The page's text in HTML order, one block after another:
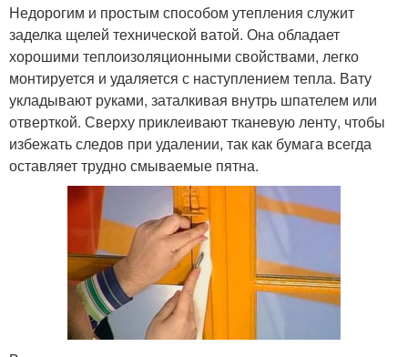
Недорогим и простым способом утепления служит
заделка щелей технической ватой. Она обладает
хорошими теплоизоляционными свойствами, легко
монтируется и удаляется с наступлением тепла. Вату
укладывают руками, заталкивая внутрь шпателем или
отверткой. Сверху приклеивают тканевую ленту, чтобы
избежать следов при удалении, так как бумага всегда
оставляет трудно смываемые пятна.